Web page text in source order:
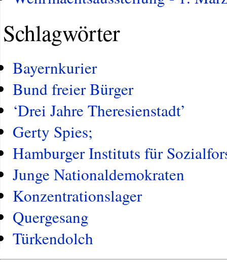
Schlagwörter
Bayernkurier
Bund freier Bürger
‘Drei Jahre Theresienstadt’
Gerty Spies;
Hamburger Instituts für
Junge Nationaldemokraten
Konzentrationslager
Quergesang
Türkendolch